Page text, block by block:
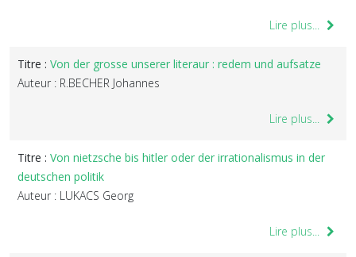
Lire plus...
Titre : Von der grosse unserer literaur : redem und aufsatze
Auteur : R.BECHER Johannes
Lire plus...
Titre : Von nietzsche bis hitler oder der irrationalismus in der
deutschen politik
Auteur : LUKACS Georg
Lire plus...